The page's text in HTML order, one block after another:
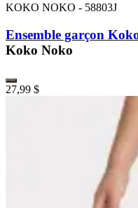
KOKO NOKO - 58803J
Ensemble garçon
Koko Noko
27,99 $